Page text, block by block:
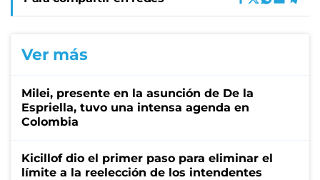
Ver más
Milei, presente en la asunción de De la
Espriella, tuvo una intensa agenda en
Colombia
Kicillof dio el primer paso para eliminar el
límite a la reelección de los intendentes